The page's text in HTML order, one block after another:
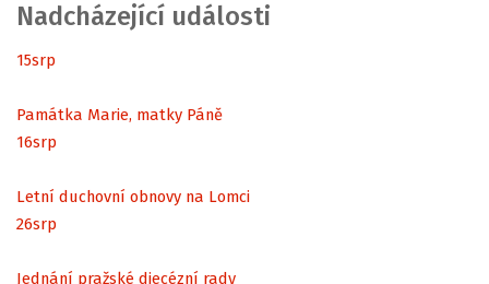
Nadcházející události
15srp
Památka Marie, matky Páně
16srp
Letní duchovní obnovy na Lomci
26srp
Jednání pražské diecézní rady